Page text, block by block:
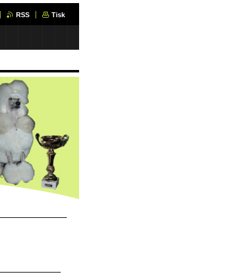
RSS Tisk